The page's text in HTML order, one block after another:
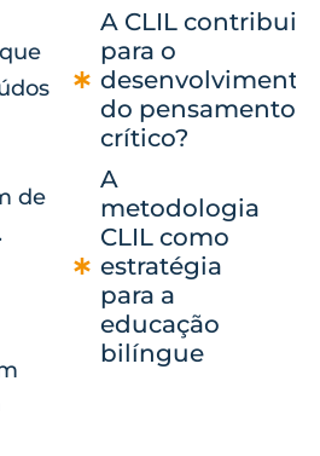
de
A CLIL contribui
para o
desenvolvimento
do pensamento
crítico?
A
metodologia
CLIL como
estratégia
para a
educação
bilíngue